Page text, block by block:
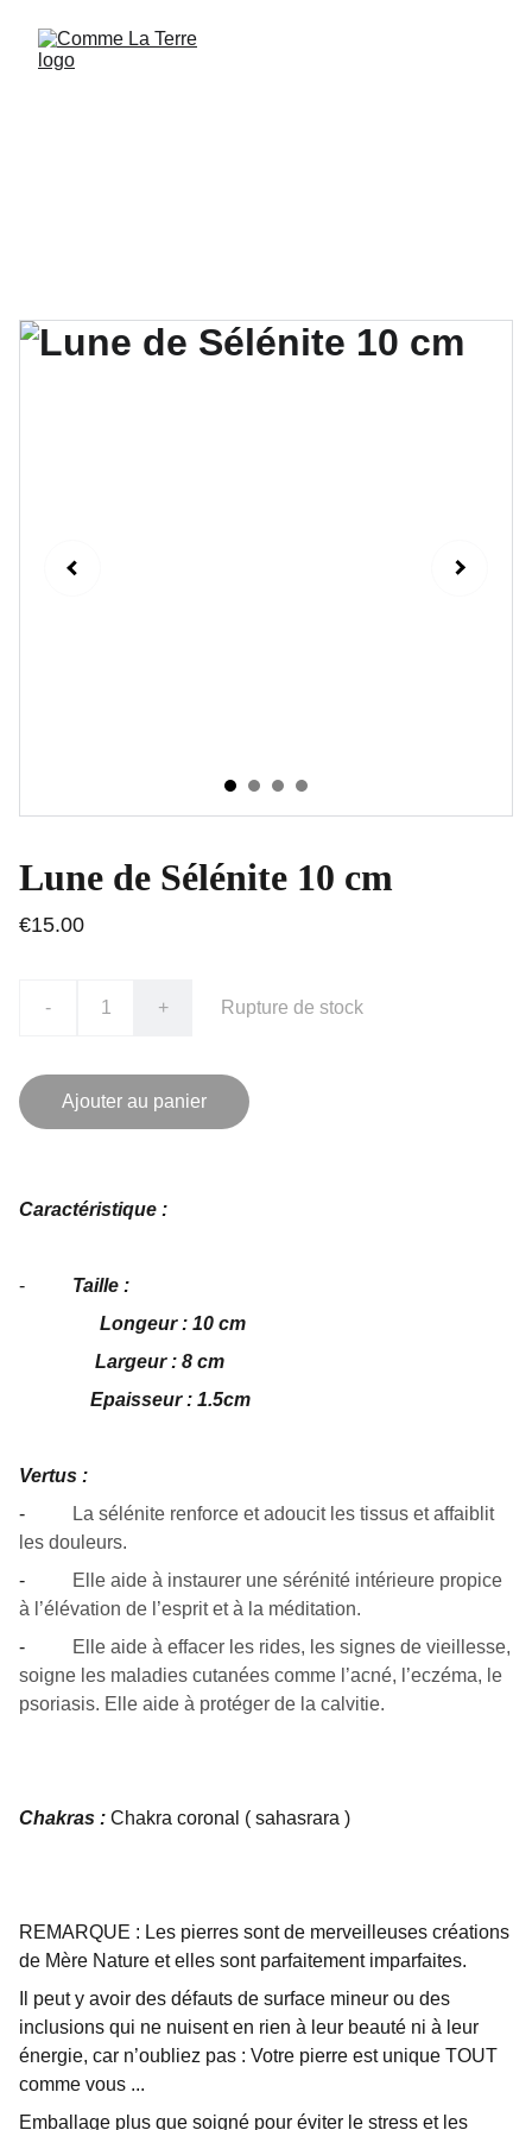
Lune de Sélénite 10 cm
€15.00
- + Rupture de stock
Ajouter au panier
Caractéristique :
- Taille :
Longeur : 10 cm
Largeur : 8 cm
Epaisseur : 1.5cm
Vertus :
-
La sélénite renforce et adoucit les tissus et affaiblit
les douleurs.
-
Elle aide à instaurer une sérénité intérieure propice
à l’élévation de l’esprit et à la méditation.
-
Elle aide à effacer les rides, les signes de vieillesse,
soigne les maladies cutanées comme l’acné, l’eczéma, le
psoriasis. Elle aide à protéger de la calvitie.
Chakras : Chakra coronal ( sahasrara )
REMARQUE : Les pierres sont de merveilleuses créations
de Mère Nature et elles sont parfaitement imparfaites.
Il peut y avoir des défauts de surface mineur ou des
inclusions qui ne nuisent en rien à leur beauté ni à leur
énergie, car n’oubliez pas : Votre pierre est unique TOUT
comme vous ...
Emballage plus que soigné pour éviter le stress et les